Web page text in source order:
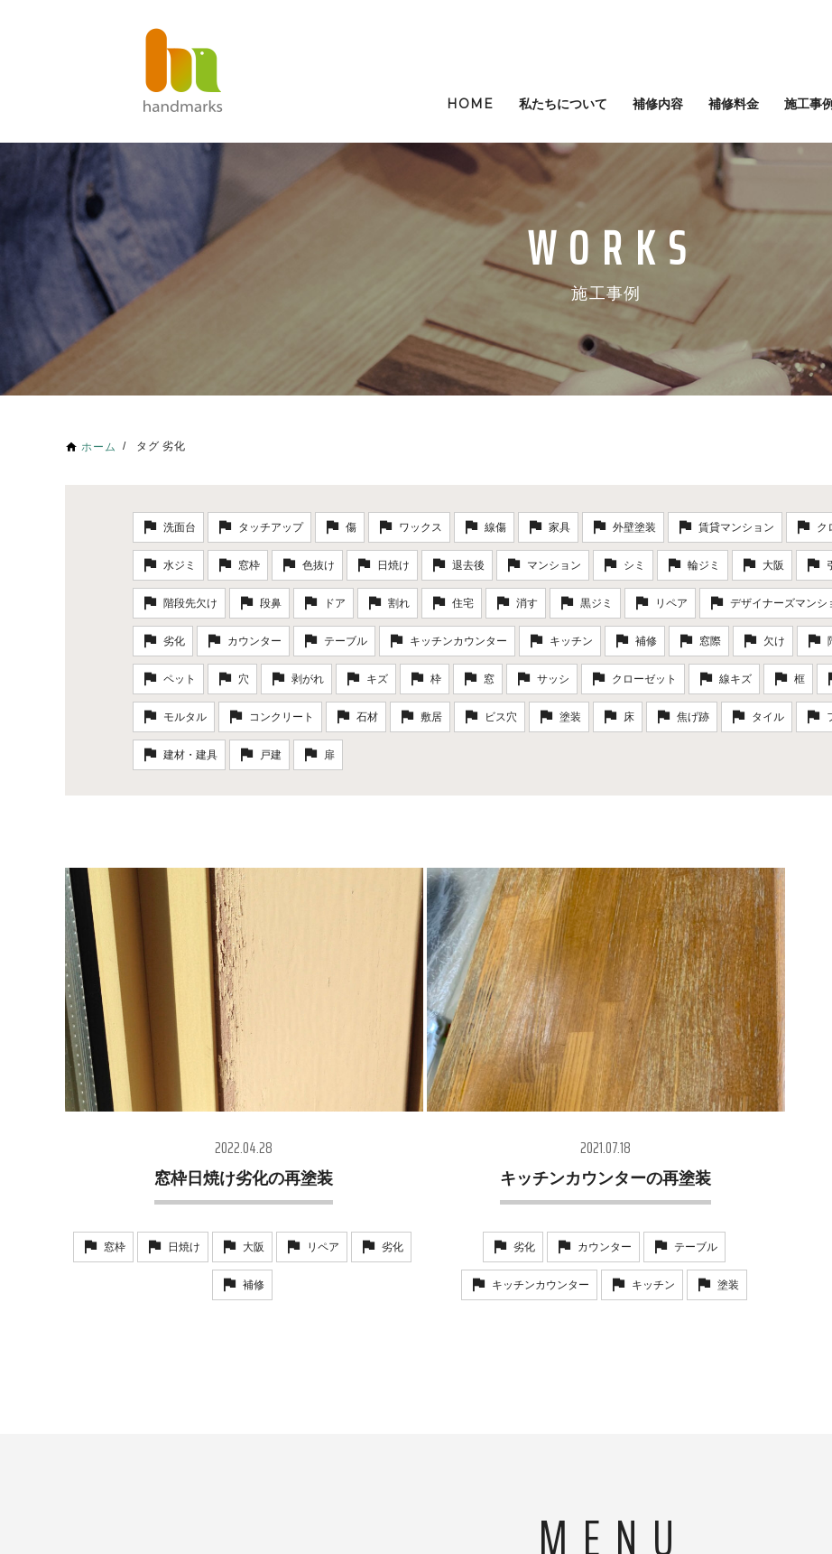
HOME 私たちについて 補修内容 補修料金 施工事例
施工事例
ホーム タグ 劣化
洗面台 タッチアップ 傷 ワックス 線傷 家具 外壁塗装 賃貸マンション ク
水ジミ 窓枠 色抜け 日焼け 退去後 マンション シミ 輪ジミ 大阪
階段先欠け 段鼻 ドア 割れ 住宅 消す 黒ジミ リペア デザイナーズマンシ
劣化 カウンター テーブル キッチンカウンター キッチン 補修 窓際 欠け
ペット 穴 剥がれ キズ 枠 窓 サッシ クローゼット 線キズ 框
モルタル コンクリート 石材 敷居 ビス穴 塗装 床 焦げ跡 タイル
建材・建具 戸建 扉
2022.04.28
窓枠日焼け劣化の再塗装
窓枠 日焼け 大阪 リペア 劣化
補修
2021.07.18
キッチンカウンターの再塗装
劣化 カウンター テーブル
キッチンカウンター キッチン 塗装